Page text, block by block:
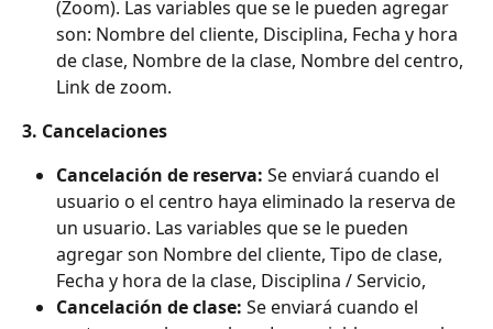
(Zoom). Las variables que se le pueden agregar
son: Nombre del cliente, Disciplina, Fecha y hora
de clase, Nombre de la clase, Nombre del centro,
Link de zoom.
3. Cancelaciones
Cancelación de reserva: Se enviará cuando el
usuario o el centro haya eliminado la reserva de
un usuario. Las variables que se le pueden
agregar son Nombre del cliente, Tipo de clase,
Fecha y hora de la clase, Disciplina / Servicio,
Cancelación de clase: Se enviará cuando el